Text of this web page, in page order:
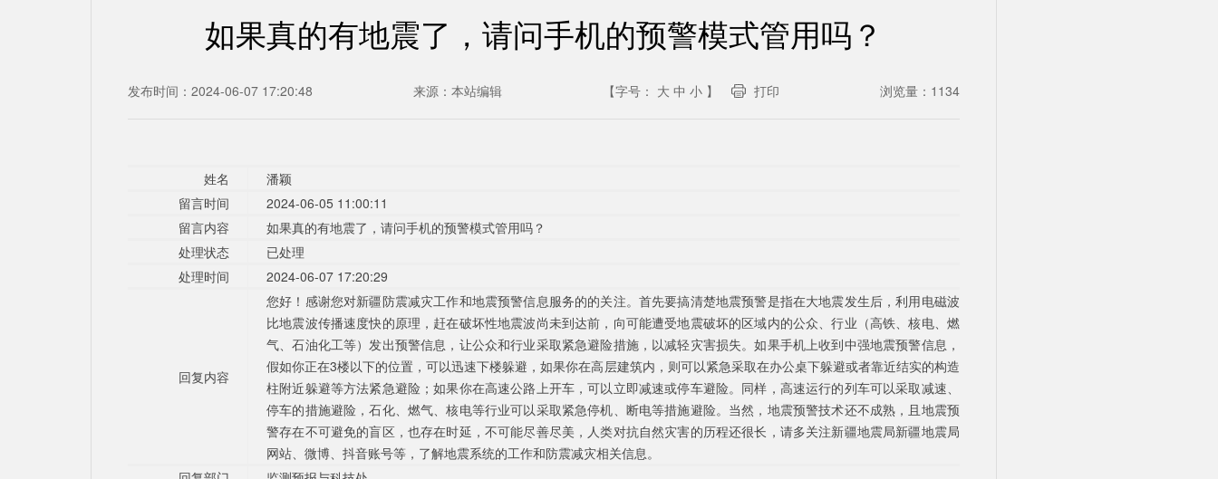
如果真的有地震了，请问手机的预警模式管用吗？
发布时间：2024-06-07 17:20:48 来源： 本站编辑 【字号： 大 中 小 】 打印 浏览量： 1134
姓名
潘颖
留言时间
2024-06-05 11:00:11
留言内容
如果真的有地震了，请问手机的预警模式管用吗？
处理状态
已处理
处理时间
2024-06-07 17:20:29
回复内容
您好！感谢您对新疆防震减灾工作和地震预警信息服务的的关注。首先要搞清楚地震预警是指在大地震发生后，利用电磁波
比地震波传播速度快的原理，赶在破坏性地震波尚未到达前，向可能遭受地震破坏的区域内的公众、行业（高铁、核电、燃
气、石油化工等）发出预警信息，让公众和行业采取紧急避险措施，以减轻灾害损失。如果手机上收到中强地震预警信息，
假如你正在3楼以下的位置，可以迅速下楼躲避，如果你在高层建筑内，则可以紧急采取在办公桌下躲避或者靠近结实的构造
柱附近躲避等方法紧急避险；如果你在高速公路上开车，可以立即减速或停车避险。同样，高速运行的列车可以采取减速、
停车的措施避险，石化、燃气、核电等行业可以采取紧急停机、断电等措施避险。当然，地震预警技术还不成熟，且地震预
警存在不可避免的盲区，也存在时延，不可能尽善尽美，人类对抗自然灾害的历程还很长，请多关注新疆地震局新疆地震局
网站、微博、抖音账号等，了解地震系统的工作和防震减灾相关信息。